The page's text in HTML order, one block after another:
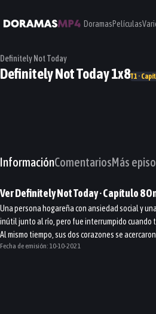
DoramasPelículas
Definitely Not Today
Definitely Not Today 1x8T1 ·
InformaciónComentariosMás
VerDefinitely Not Today· Capítulo8
Una persona hogareña con ansiedad social y
inútil junto al río, pero fue interrumpido cuando
Al mismo tiempo, sus dos corazones se
Fecha de emisión: 10-10-2021